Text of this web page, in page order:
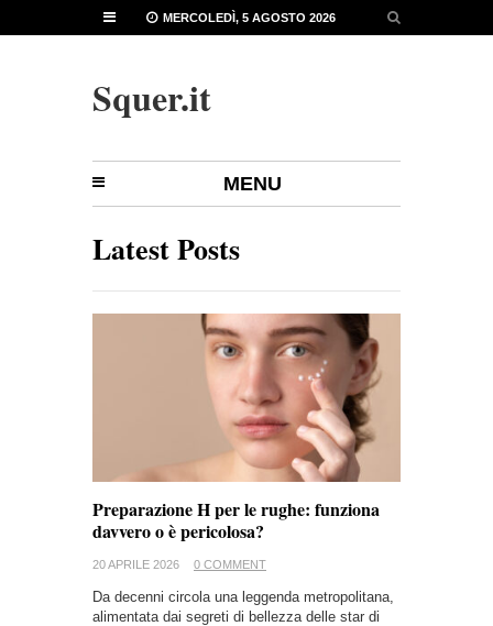
MERCOLEDÌ, 5 AGOSTO 2026
Squer.it
MENU
Latest Posts
Preparazione H per le rughe: funziona
davvero o è pericolosa?
20 APRILE 2026 0 COMMENT
Da decenni circola una leggenda metropolitana,
alimentata dai segreti di bellezza delle star di